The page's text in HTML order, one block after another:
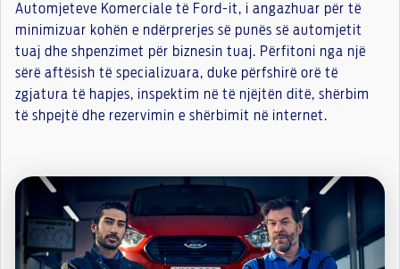
Automjeteve Komerciale të Ford-it, i angazhuar për të
minimizuar kohën e ndërprerjes së punës së automjetit
tuaj dhe shpenzimet për biznesin tuaj. Përfitoni nga një
sërë aftësish të specializuara, duke përfshirë orë të
zgjatura të hapjes, inspektim në të njëjtën ditë, shërbim
të shpejtë dhe rezervimin e shërbimit në internet.